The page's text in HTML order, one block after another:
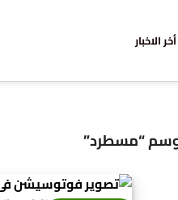
أخر الاخبار
“مسطرد”